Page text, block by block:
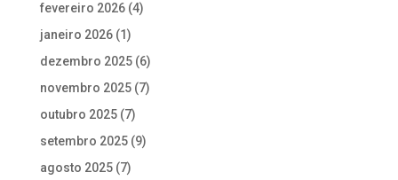
fevereiro 2026(4)
janeiro 2026(1)
dezembro 2025(6)
novembro 2025(7)
outubro 2025(7)
setembro 2025(9)
agosto 2025(7)